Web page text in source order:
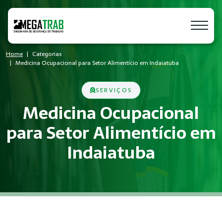
Home
Categorias
Medicina Ocupacional para Setor Alimentício em Indaiatuba
SERVIÇOS
Medicina Ocupacional
para Setor Alimentício em
Indaiatuba
O que é Medicina Ocupacional?